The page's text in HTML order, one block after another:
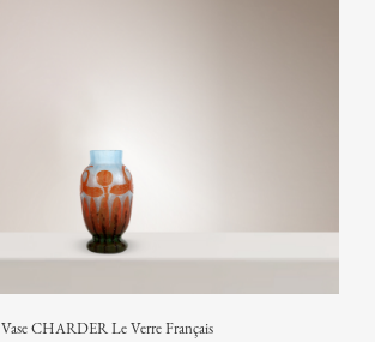
Vase CHARDER Le Verre Français